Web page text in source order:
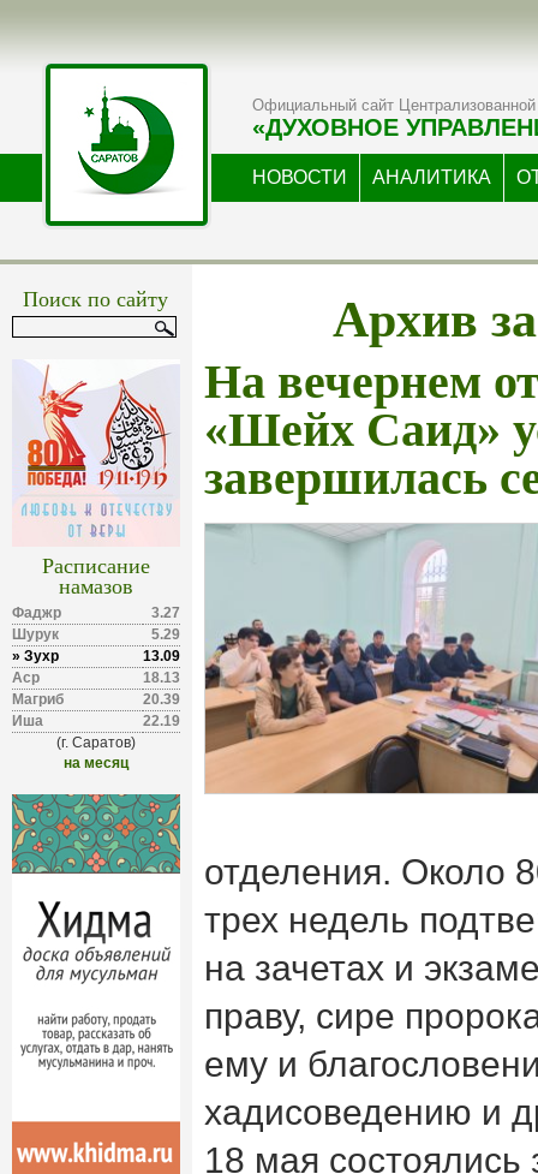
Официальный сайт Централизованной
«ДУХОВНОЕ
НОВОСТИ АНАЛИТИКА
Поиск по сайту
Расписание
намазов
Фаджр
3.27
Шурук
5.29
» Зухр
13.09
Аср
18.13
Магриб
20.39
Иша
22.19
(г. Саратов)
на месяц
Архив
На вечернем
«Шейх Саид»
завершилась
отделения. Около
трех недель
на зачетах и
праву, сире
ему и
хадисоведению и
18 мая